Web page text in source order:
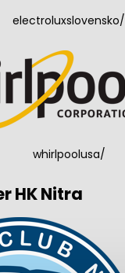
electroluxslovensko/
whirlpoolusa/
HK Nitra